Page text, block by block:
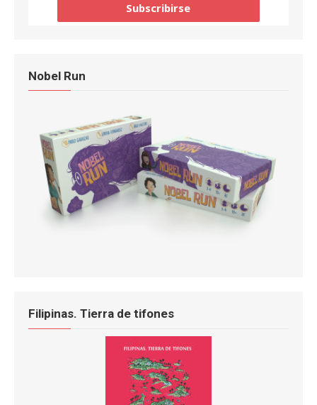
Nobel Run
Filipinas. Tierra de tifones